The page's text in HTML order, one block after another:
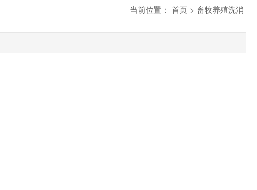
当前位置： 首页 > 畜牧养殖洗消